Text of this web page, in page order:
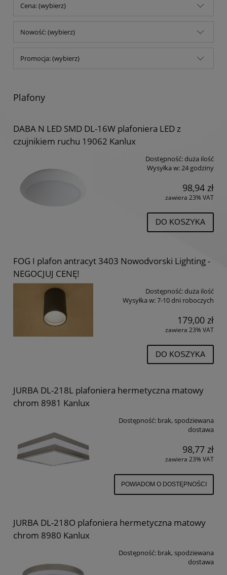
Cena: (wybierz)
Nowość: (wybierz)
Promocja: (wybierz)
Plafony
DABA N LED SMD DL-16W plafoniera LED z
czujnikiem ruchu 19062 Kanlux
Dostępność:duża ilość
Wysyłka w: 24 godziny
98,94 zł
zawiera 23% VAT
DO KOSZYKA
FOG I plafon antracyt 3403 Nowodvorski Lighting -
NEGOCJUJ CENĘ!
Dostępność:duża ilość
Wysyłka w:7-10 dni roboczych
179,00 zł
zawiera 23% VAT
DO KOSZYKA
JURBA DL-218L plafoniera hermetyczna matowy
chrom 8981 Kanlux
Dostępność: brak, spodziewana
dostawa
98,77 zł
zawiera 23% VAT
POWIADOM O DOSTĘPNOŚCI
JURBA DL-218O plafoniera hermetyczna matowy
chrom 8980 Kanlux
Dostępność: brak, spodziewana
dostawa